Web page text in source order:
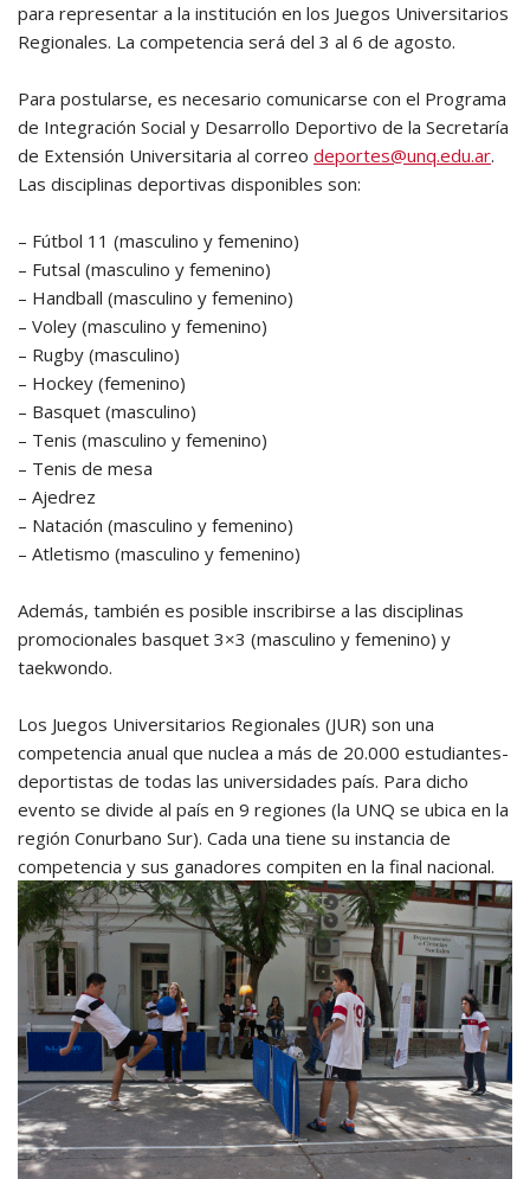
para representar a la institución en los Juegos Universitarios
Regionales. La competencia será del 3 al 6 de agosto.
Para postularse, es necesario comunicarse con el Programa
de Integración Social y Desarrollo Deportivo de la Secretaría
de Extensión Universitaria al correo deportes@unq.edu.ar.
Las disciplinas deportivas disponibles son:
– Fútbol 11 (masculino y femenino)
– Futsal (masculino y femenino)
– Handball (masculino y femenino)
– Voley (masculino y femenino)
– Rugby (masculino)
– Hockey (femenino)
– Basquet (masculino)
– Tenis (masculino y femenino)
– Tenis de mesa
– Ajedrez
– Natación (masculino y femenino)
– Atletismo (masculino y femenino)
Además, también es posible inscribirse a las disciplinas
promocionales basquet 3×3 (masculino y femenino) y
taekwondo.
Los Juegos Universitarios Regionales (JUR) son una
competencia anual que nuclea a más de 20.000 estudiantes-
deportistas de todas las universidades país. Para dicho
evento se divide al país en 9 regiones (la UNQ se ubica en la
región Conurbano Sur). Cada una tiene su instancia de
competencia y sus ganadores compiten en la final nacional.